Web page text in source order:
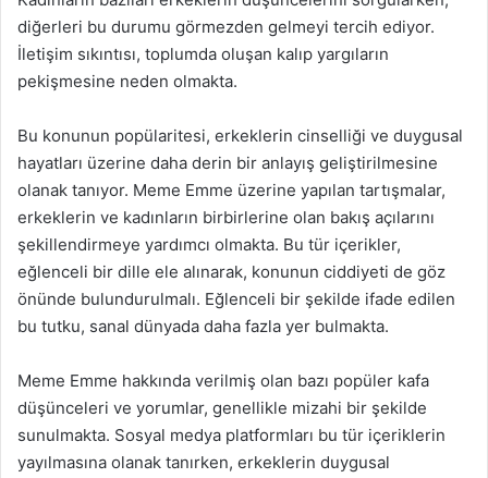
diğerleri bu durumu görmezden gelmeyi tercih ediyor.
İletişim sıkıntısı, toplumda oluşan kalıp yargıların
pekişmesine neden olmakta.
Bu konunun popülaritesi, erkeklerin cinselliği ve duygusal
hayatları üzerine daha derin bir anlayış geliştirilmesine
olanak tanıyor. Meme Emme üzerine yapılan tartışmalar,
erkeklerin ve kadınların birbirlerine olan bakış açılarını
şekillendirmeye yardımcı olmakta. Bu tür içerikler,
eğlenceli bir dille ele alınarak, konunun ciddiyeti de göz
önünde bulundurulmalı. Eğlenceli bir şekilde ifade edilen
bu tutku, sanal dünyada daha fazla yer bulmakta.
Meme Emme hakkında verilmiş olan bazı popüler kafa
düşünceleri ve yorumlar, genellikle mizahi bir şekilde
sunulmakta. Sosyal medya platformları bu tür içeriklerin
yayılmasına olanak tanırken, erkeklerin duygusal